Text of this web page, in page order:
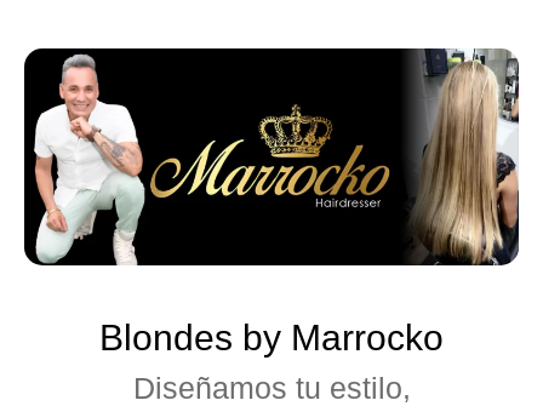
Blondes by Marrocko
Diseñamos tu estilo,